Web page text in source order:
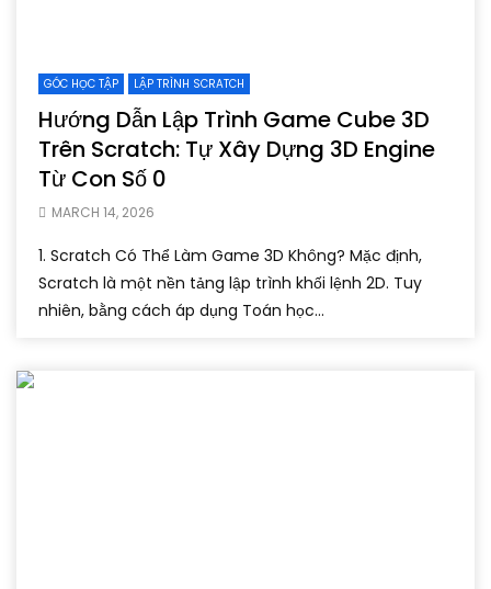
GÓC HỌC TẬP LẬP TRÌNH SCRATCH
Hướng Dẫn Lập Trình Game Cube 3D
Trên Scratch: Tự Xây Dựng 3D Engine
Từ Con Số 0
MARCH 14, 2026
1. Scratch Có Thể Làm Game 3D Không? Mặc định,
Scratch là một nền tảng lập trình khối lệnh 2D. Tuy
nhiên, bằng cách áp dụng Toán học...